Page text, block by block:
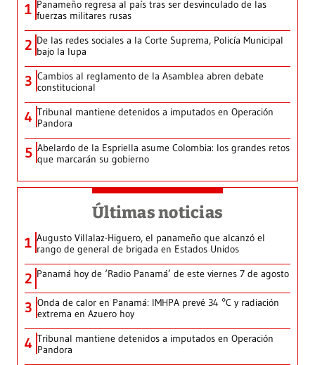
1 Panameño regresa al país tras ser desvinculado de las
fuerzas militares rusas
2 De las redes sociales a la Corte Suprema, Policía Municipal
bajo la lupa
3 Cambios al reglamento de la Asamblea abren debate
constitucional
4 Tribunal mantiene detenidos a imputados en Operación
Pandora
5 Abelardo de la Espriella asume Colombia: los grandes retos
que marcarán su gobierno
Últimas noticias
1 Augusto Villalaz-Higuero, el panameño que alcanzó el
rango de general de brigada en Estados Unidos
2 Panamá hoy de ‘Radio Panamá’ de este viernes 7 de agosto
3 Onda de calor en Panamá: IMHPA prevé 34 °C y radiación
extrema en Azuero hoy
4 Tribunal mantiene detenidos a imputados en Operación
Pandora